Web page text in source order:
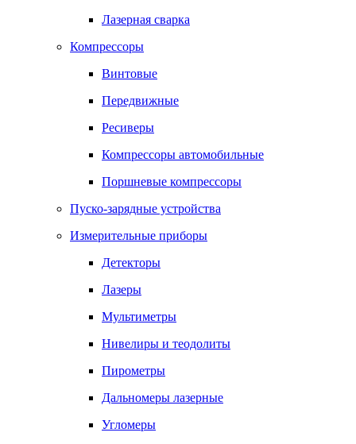
Лазерная сварка
Компрессоры
Винтовые
Передвижные
Ресиверы
Компрессоры автомобильные
Поршневые компрессоры
Пуско-зарядные устройства
Измерительные приборы
Детекторы
Лазеры
Мультиметры
Нивелиры и теодолиты
Пирометры
Дальномеры лазерные
Угломеры